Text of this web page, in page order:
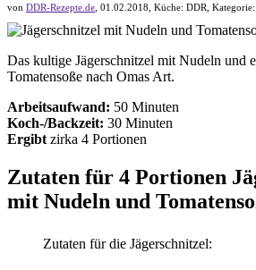
von DDR-Rezepte.de 01.02.2018 , Küche: DDR , Kategorie:
Das kultige Jägerschnitzel mit Nudeln und
Tomatensoße nach Omas Art.
Arbeitsaufwand: 50 Minuten
Koch-/Backzeit: 30 Minuten
Ergibt zirka 4 Portionen
Zutaten für 4 Portionen
mit Nudeln und
Zutaten für die Jägerschnitzel: